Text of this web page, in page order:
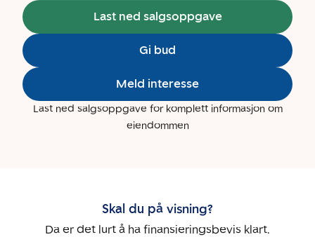
Last ned salgsoppgave
Gi bud
Meld interesse
Last ned salgsoppgave for komplett informasjon om
eiendommen
Skal du på visning?
Da er det lurt å ha finansieringsbevis klart.